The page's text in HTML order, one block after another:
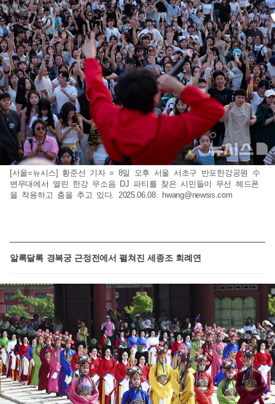
[서울=뉴시스] 황준선 기자 = 8일 오후 서울 서초구 반포한강공원 수
변무대에서 열린 한강 무소음 DJ 파티를 찾은 시민들이 무선 헤드폰
을 착용하고 춤을 추고 있다. 2025.06.08. hwang@newsis.com
알록달록 경복궁 근정전에서 펼쳐진 세종조 회례연